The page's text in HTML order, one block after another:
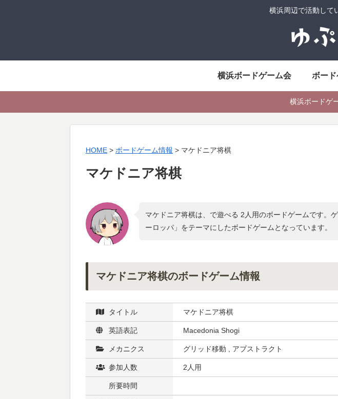
横浜周辺で活動して
横浜ボードゲーム会 ボー
横浜ボードゲ
HOME > ボードゲーム情報 > マケドニア将棋
マケドニア将棋
マケドニア将棋は、で遊べる 2人用のボードゲームです。
ーロッパ 」をテーマにしたボードゲームとなっています。
マケドニア将棋のボードゲーム情報
タイトル マケドニア将棋
英語表記 Macedonia Shogi
メカニクス グリッド移動 , アブストラクト
参加人数 2人用
所要時間